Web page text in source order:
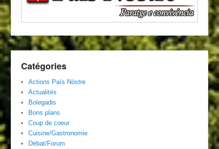
Catégories
Actions País Nòstre
Actualités
Bolegadis
Bons plans
Coup de coeur
Cuisine/Gastronomie
Débat/Forum